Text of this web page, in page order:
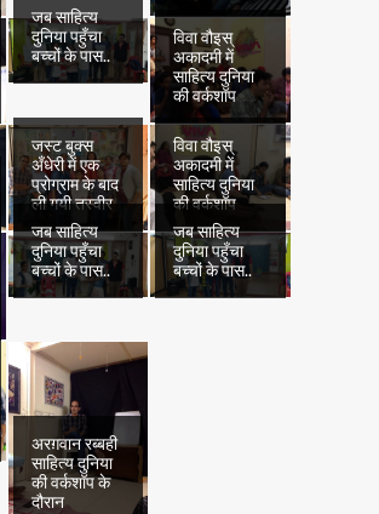
जब साहित्य
दुनिया पहुँचा
बच्चों के पास..
विवा वौइस्
अकादमी में
साहित्य दुनिया
की वर्कशॉप
जस्ट बुक्स
अँधेरी में एक
प्रोग्राम के बाद
ली गयी तस्वीर
विवा वौइस्
अकादमी में
साहित्य दुनिया
की वर्कशॉप
जब साहित्य
दुनिया पहुँचा
बच्चों के पास..
जब साहित्य
दुनिया पहुँचा
बच्चों के पास..
अरग़वान रब्बही
साहित्य दुनिया
की वर्कशॉप के
दौरान